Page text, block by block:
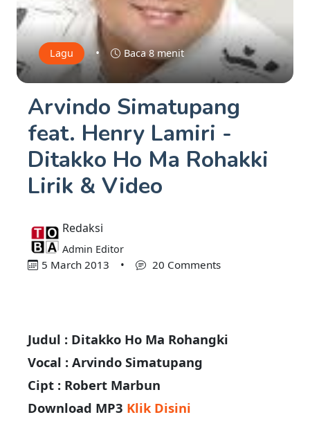
Lagu • Baca 8 menit
Arvindo Simatupang
feat. Henry Lamiri -
Ditakko Ho Ma Rohakki
Lirik & Video
Redaksi
Admin Editor
5 March 2013 • 20 Comments
Judul : Ditakko Ho Ma Rohangki
Vocal : Arvindo Simatupang
Cipt : Robert Marbun
Download MP3 Klik Disini